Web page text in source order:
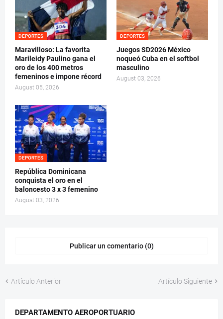
DEPORTES
Maravilloso: La favorita
Marileidy Paulino gana el
oro de los 400 metros
femeninos e impone récord
August 05, 2026
DEPORTES
Juegos SD2026 México
noqueó Cuba en el softbol
masculino
August 03, 2026
DEPORTES
República Dominicana
conquista el oro en el
baloncesto 3 x 3 femenino
August 03, 2026
Publicar un comentario (0)
Artículo Anterior Artículo Siguiente
DEPARTAMENTO AEROPORTUARIO